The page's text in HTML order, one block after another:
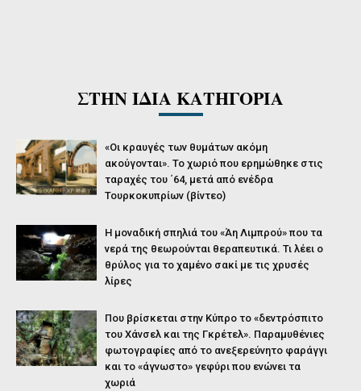
ΣΤΗΝ ΙΔΙΑ ΚΑΤΗΓΟΡΙΑ
«Οι κραυγές των θυμάτων ακόμη
ακούγονται». Το χωριό που ερημώθηκε στις
ταραχές του ΄64, μετά από ενέδρα
Τουρκοκυπρίων (βίντεο)
Η μοναδική σπηλιά του «Άη Λιμπρού» που τα
νερά της θεωρούνται θεραπευτικά. Τι λέει ο
θρύλος για το χαμένο σακί με τις χρυσές
λίρες
Που βρίσκεται στην Κύπρο το «δεντρόσπιτο
του Χάνσελ και της Γκρέτελ». Παραμυθένιες
φωτογραφίες από το ανεξερεύνητο φαράγγι
και το «άγνωστο» γεφύρι που ενώνει τα
χωριά